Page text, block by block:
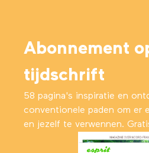
Abonnement
tijdschrift
58 pagina's inspiratie en
conventionele paden om er
en jezelf te verwennen.